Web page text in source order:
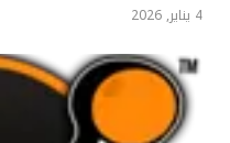
4 يناير, 2026